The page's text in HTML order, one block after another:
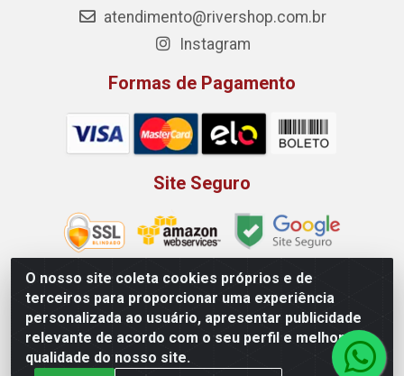
O nosso site coleta cookies próprios e de
terceiros para proporcionar uma experiência
personalizada ao usuário, apresentar publicidade
relevante de acordo com o seu perfil e melhorar a
qualidade do nosso site.
atendimento@rivershop.com.br
Instagram
Formas de Pagamento
Site Seguro
Rio Vermelho Distribuição de Alimentos LTDA - Rodovia BR,
153, KM 52 N 00 QD 00 LT 16 - Bairro Jardim Eldorado,
Anápolis/GO - CEP 75.045-190 - CNPJ 10.912.900/0002-40